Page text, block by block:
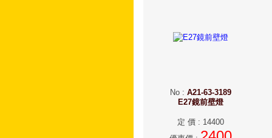
No: A21-63-3189
E27鏡前壁燈
定 價: 14400